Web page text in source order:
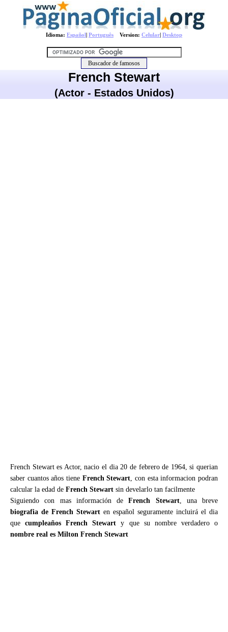
Idioma: Español| Português Version: Celular| Desktop
French Stewart
(Actor - Estados Unidos)
French Stewart es Actor, nacio el dia 20 de febrero de 1964, si querian
saber cuantos años tiene French Stewart, con esta informacion podran
calcular la edad de French Stewart sin develarlo tan facilmente
Siguiendo con mas información deFrench Stewart, una breve
biografia de French Stewart en español seguramente incluirá el dia
quecumpleaños French Stewart y que su nombre verdadero o
nombre real es Milton French Stewart